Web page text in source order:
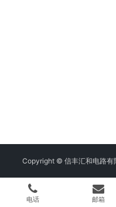
Copyright © 信丰汇和电路有
电话 邮箱